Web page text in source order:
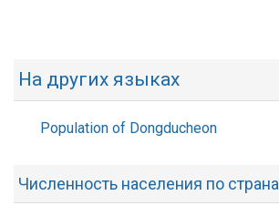
На других языках
Population of Dongducheon
Численность населения по